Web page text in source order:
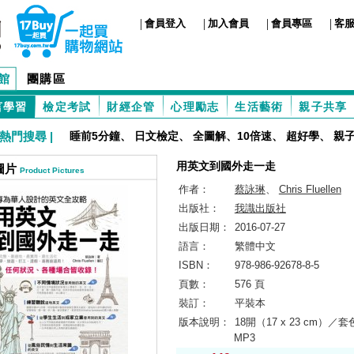
| 會員登入 | 加入會員 | 會員專區 | 客
團購區
學習 檢定考試 財經企管 心理勵志 生活藝術 親子共享
熱門搜尋 | 睡前5分鐘、 日文檢定、 全圖解、10倍速、 超好學、 親
片 Product Pictures 用英文到國外走一走
作者： 蔡詠琳、 Chris Fluellen
出版社：
我識出版社
出版日期：
2016-07-27
語言：
繁體中文
ISBN：
978-986-92678-8-5
頁數：
576 頁
裝訂：
平裝本
版本說明：
18開（17 x 23 cm）／套
MP3